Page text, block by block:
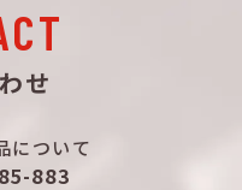
せ
について
883